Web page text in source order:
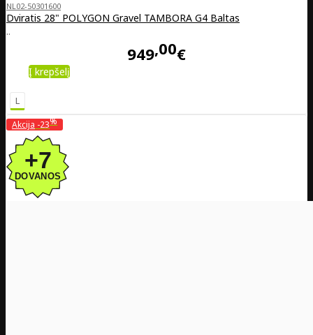
NL02-50301600
Dviratis 28" POLYGON Gravel TAMBORA G4 Baltas
..
949 00€
Į krepšelį
L
Akcija -23%